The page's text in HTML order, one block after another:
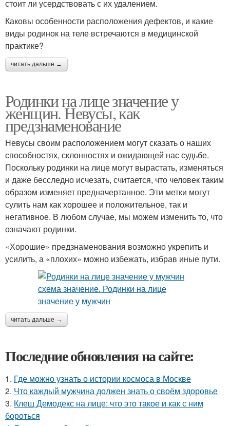
стоит ли усердствовать с их удалением.
Каковы особенности расположения дефектов, и какие
виды родинок на теле встречаются в медицинской
практике?
читать дальше →
Родинки на лице значение у
женщин. Невусы, как
предзнаменование
Невусы своим расположением могут сказать о наших
способностях, склонностях и ожидающей нас судьбе.
Поскольку родинки на лице могут вырастать, изменяться
и даже бесследно исчезать, считается, что человек таким
образом изменяет предначертанное. Эти метки могут
сулить нам как хорошее и положительное, так и
негативное. В любом случае, мы можем изменить то, что
означают родинки.
«Хорошие» предзнаменования возможно укрепить и
усилить, а «плохих» можно избежать, избрав иные пути.
читать дальше →
Последние обновления на сайте:
1. Где можно узнать о истории космоса в Москве
2. Что каждый мужчина должен знать о своём здоровье
3. Клещ Демодекс на лице: что это такое и как с ним
бороться